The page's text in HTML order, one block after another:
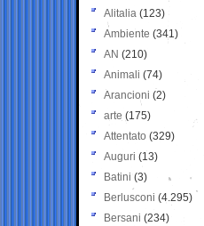
Alitalia (123)
Ambiente (341)
AN (210)
Animali (74)
Arancioni (2)
arte (175)
Attentato (329)
Auguri (13)
Batini (3)
Berlusconi (4.295)
Bersani (234)